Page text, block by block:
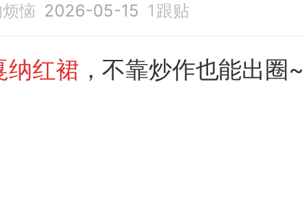
恼 2026-05-15 1 跟贴
纳红裙 ，不靠炒作也能出圈~